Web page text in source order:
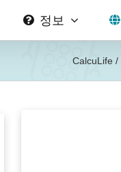
정보
CalcuLife /